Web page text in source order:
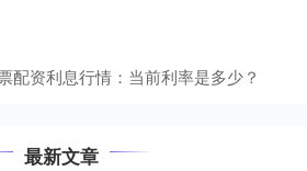
配资利息行情：当前利率是多少？
最新文章